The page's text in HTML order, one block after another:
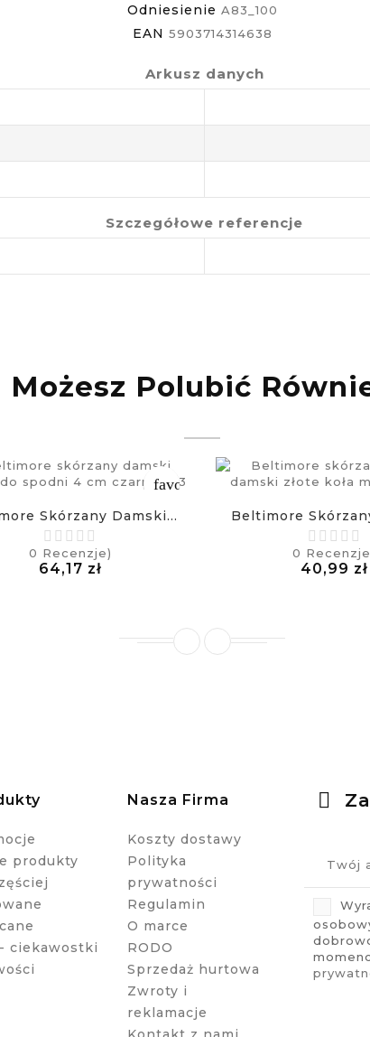
Odniesienie A83_100
EAN 5903714314638
Arkusz danych
Szczegółowe referencje
Możesz Polubić
favorite_border
Skórzany Damski...
0 Recenzje)
64,17 złCena
Beltimore
0
40,99 zł
produkty
ciekawostki
Nasza Firma
Koszty dostawy
Polityka
prywatności
Regulamin
O marce
RODO
Sprzedaż hurtowa
Zwroty i
reklamacje